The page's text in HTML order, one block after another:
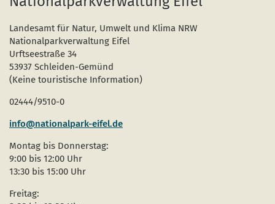
Landesamt für Natur, Umwelt und Klima NRW
Nationalparkverwaltung Eifel
Urftseestraße 34
53937 Schleiden-Gemünd
(Keine touristische Information)
02444/9510-0
info@nationalpark-eifel.de
Montag bis Donnerstag:
9:00 bis 12:00 Uhr
13:30 bis 15:00 Uhr
Freitag: